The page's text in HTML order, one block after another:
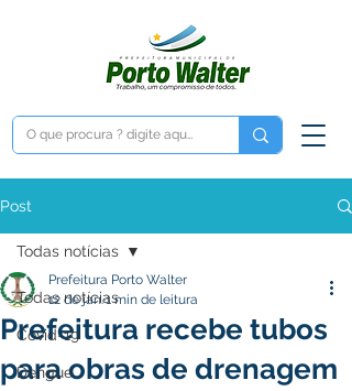
Post
Todas notícias
Covid-19
Dengue
Todas notícias
Prefeitura recebe tubos
para obras de drenagem
Prefeitura Porto Walter
12 de jan.1 min de leitura